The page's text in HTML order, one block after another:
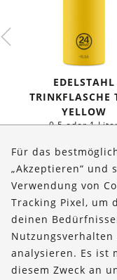
EDELSTAHL
TRINKFLASCHE
YELLOW
0,5 oder 1
Über uns
Bestellungen
Kontakt & Hilfe
Für das
„Akzeptieren“ und
Verwendung von
Tracking Pixel, um
deinen
analysieren. Es ist
diesem Zweck an